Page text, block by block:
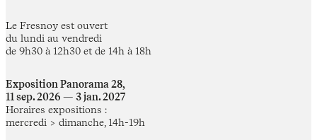
Le Fresnoy est ouvert
du lundi au vendredi
de 9h30 à 12h30 et de 14h à 18h
Exposition Panorama 28,
11 sep. 2026 — 3 jan. 2027
Horaires expositions :
mercredi > dimanche, 14h-19h